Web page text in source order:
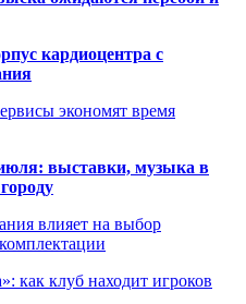
кардиоцентра с
экономят время
выставки, музыка в
влияет на выбор
как клуб находит игроков